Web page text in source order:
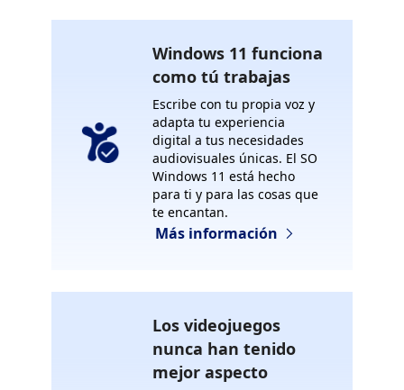
Windows 11 funciona
como tú trabajas
Escribe con tu propia voz y
adapta tu experiencia
digital a tus necesidades
audiovisuales únicas. El SO
Windows 11 está hecho
para ti y para las cosas que
te encantan.
Más información
Los videojuegos
nunca han tenido
mejor aspecto